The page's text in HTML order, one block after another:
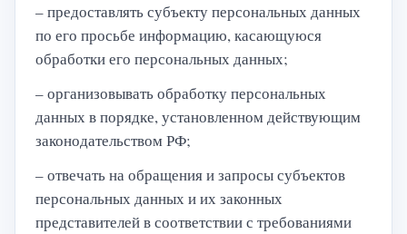
– предоставлять субъекту персональных данных
по его просьбе информацию, касающуюся
обработки его персональных данных;
– организовывать обработку персональных
данных в порядке, установленном действующим
законодательством РФ;
– отвечать на обращения и запросы субъектов
персональных данных и их законных
представителей в соответствии с требованиями